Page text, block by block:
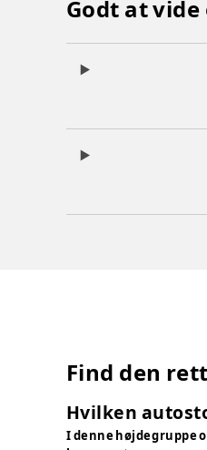
Godt at
Find den
Hvilken
I denne højdegruppe